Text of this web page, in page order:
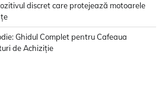
discret care protejează motoarele
Ghidul Complet pentru Cafeaua
de Achiziție